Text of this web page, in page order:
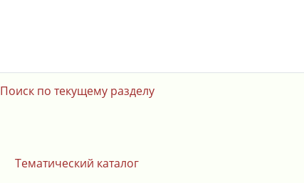
Тематический каталог
Поиск по текущему разделу